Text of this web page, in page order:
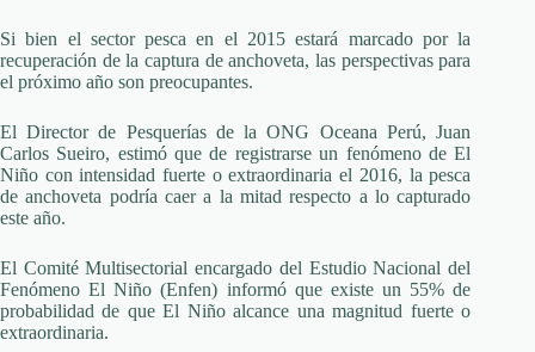
Si bien el sector pesca en el 2015 estará marcado por la
recuperación de la captura de anchoveta, las perspectivas para
el próximo año son preocupantes.
El Director de Pesquerías de la ONG Oceana Perú, Juan
Carlos Sueiro, estimó que de registrarse un fenómeno de El
Niño con intensidad fuerte o extraordinaria el 2016, la pesca
de anchoveta podría caer a la mitad respecto a lo capturado
este año.
El Comité Multisectorial encargado del Estudio Nacional del
Fenómeno El Niño (Enfen) informó que existe un 55% de
probabilidad de que El Niño alcance una magnitud fuerte o
extraordinaria.